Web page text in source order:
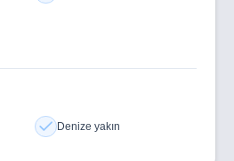
Denize yakın